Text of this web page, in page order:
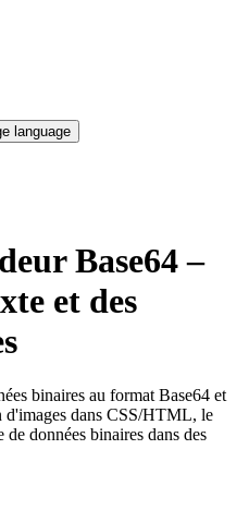
language
Base64 –
et des
binaires au format Base64 et
d'images dans CSS/HTML, le
de données binaires dans des